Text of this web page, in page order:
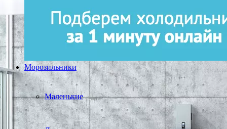
Морозильники
Маленькие